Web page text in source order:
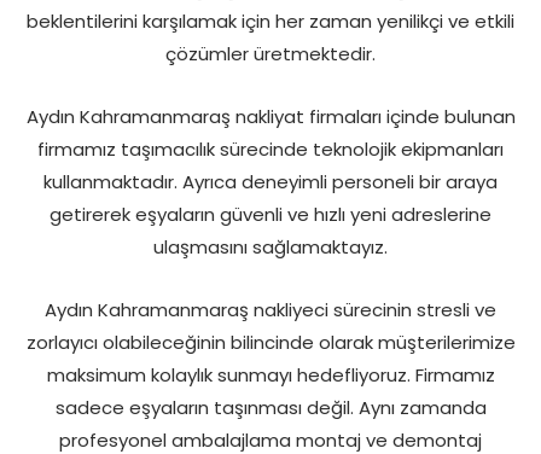
beklentilerini karşılamak için her zaman yenilikçi ve etkili
çözümler üretmektedir.
Aydın Kahramanmaraş nakliyat firmaları içinde bulunan
firmamız taşımacılık sürecinde teknolojik ekipmanları
kullanmaktadır. Ayrıca deneyimli personeli bir araya
getirerek eşyaların güvenli ve hızlı yeni adreslerine
ulaşmasını sağlamaktayız.
Aydın Kahramanmaraş nakliyeci sürecinin stresli ve
zorlayıcı olabileceğinin bilincinde olarak müşterilerimize
maksimum kolaylık sunmayı hedefliyoruz. Firmamız
sadece eşyaların taşınması değil. Aynı zamanda
profesyonel ambalajlama montaj ve demontaj